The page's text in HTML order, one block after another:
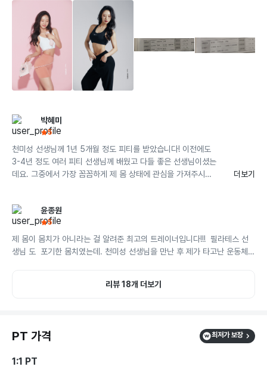
박혜미
5
천미성 선생님께 1년 5개월 정도 피티를 받았습니다! 이전에도
3-4년 정도 여러 피티 선생님께 배웠고 다들 좋은 선생님이셨는
데요. 그중에서 가장 꼼꼼하게 제 몸 상태에 관심을 가져주시고
데 다양한 운동을 통해 개선이 되었구요^^ 어떻게 해야 해당 근
육이 정확하게 쓰일 수 있는지 이미지화를 너무 잘 해주셔서 선
생님이 말씀해주신대로 하면 딱 그 근육이 쓰입니다! 여러가지
운동을 체계적으로 알려주시고 운동 이후에 오늘 한 운동 내용도
이후 무릎이 안좋아서 고민하다가 천미성 선생님께 제가 데려갔
밝은 에너지와 거기에 확실한 실력까지👍👍
더보기
윤종원
5
제 몸이 몸치가 아니라는 걸 알려준 최고의 트레이너입니다!!!  필라테스 선
생님 도  포기한 몸치였는데. 천미성 선생님을 만난 후 제가 타고난 운동체질
선생님이 저한텐 행운이였어요.
주셔서 도움이 많이 됐어요. 덕분에 어깨를 다쳐 재활 치료도 수월하게 받을
저만의 비밀입니다.
리뷰 18개 더보기
PT 가격 최저가 보장
1:1 PT